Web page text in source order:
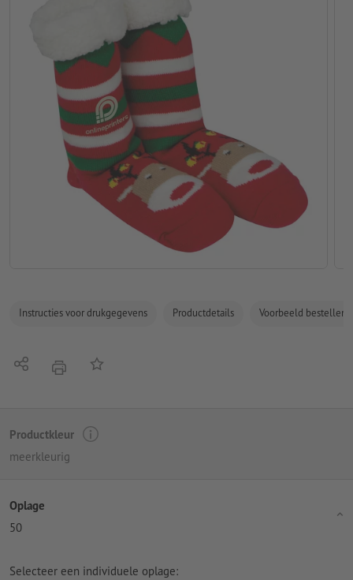
Instructies voor drukgegevens Productdetails Voorbeeld bestellen
Delen afdrukkenOp de lijst
Productkleur
meerkleurig
Oplage
50
Selecteer een individuele oplage: